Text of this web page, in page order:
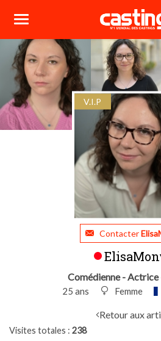
V.I.P
Contacter
Comédienne - Actrice
25 ans Femme
Retour aux
Visites totales 238